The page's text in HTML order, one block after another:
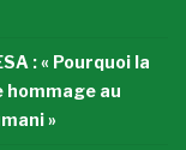
: « Pourquoi la
hommage au
»